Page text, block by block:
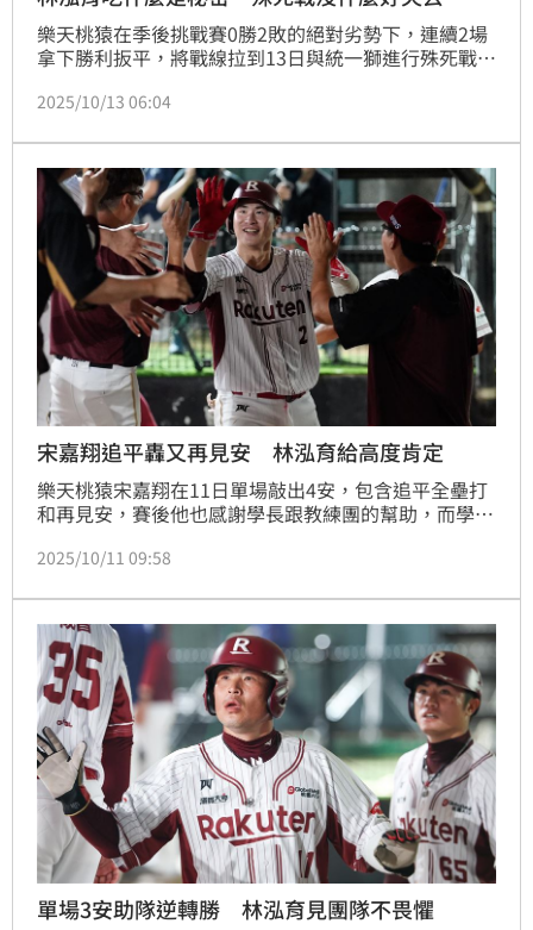
樂天桃猿在季後挑戰賽0勝2敗的絕對劣勢下，連續2場
拿下勝利扳平，將戰線拉到13日與統一獅進行殊死戰，
提醒「大家去吃好一點」，13日賽前林泓育笑說自己的
這裡了，沒有什麼好失去的！」
2025/10/13 06:04
宋嘉翔追平轟又再見安 林泓育給高度肯定
樂天桃猿宋嘉翔在11日單場敲出4安，包含追平全壘打
和再見安，賽後他也感謝學長跟教練團的幫助，而學長
下勝利完全是贏在宋嘉翔。
2025/10/11 09:58
單場3安助隊逆轉勝 林泓育見團隊不畏懼